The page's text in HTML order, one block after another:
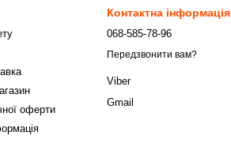
оферти
Контактна інформація
068-585-78-96
Передзвонити вам?
Viber
Gmail